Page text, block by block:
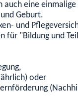
eine
Geburt.
und
für "Bildung und
oder